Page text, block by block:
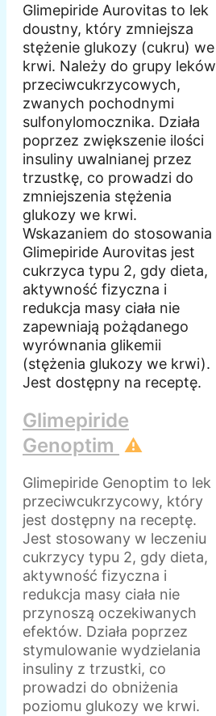
Glimepiride Aurovitas to lek
doustny, który zmniejsza
stężenie glukozy (cukru) we
krwi. Należy do grupy leków
przeciwcukrzycowych,
zwanych pochodnymi
sulfonylomocznika. Działa
poprzez zwiększenie ilości
insuliny uwalnianej przez
trzustkę, co prowadzi do
zmniejszenia stężenia
glukozy we krwi.
Wskazaniem do stosowania
Glimepiride Aurovitas jest
cukrzyca typu 2, gdy dieta,
aktywność fizyczna i
redukcja masy ciała nie
zapewniają pożądanego
wyrównania glikemii
(stężenia glukozy we krwi).
Jest dostępny na receptę.
Glimepiride
Genoptim ⚠️
Glimepiride Genoptim to lek
przeciwcukrzycowy, który
jest dostępny na receptę.
Jest stosowany w leczeniu
cukrzycy typu 2, gdy dieta,
aktywność fizyczna i
redukcja masy ciała nie
przynoszą oczekiwanych
efektów. Działa poprzez
stymulowanie wydzielania
insuliny z trzustki, co
prowadzi do obniżenia
poziomu glukozy we krwi.